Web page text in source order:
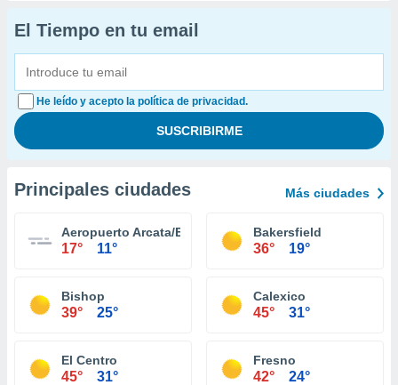
El Tiempo en tu email
He leído y acepto la política de privacidad.
Principales ciudades Más ciudades
Aeropuerto Arcata/Eureka
17° 11°
Bakersfield
36° 19°
Bishop
39° 25°
Calexico
45° 31°
El Centro
45° 31°
Fresno
42° 24°